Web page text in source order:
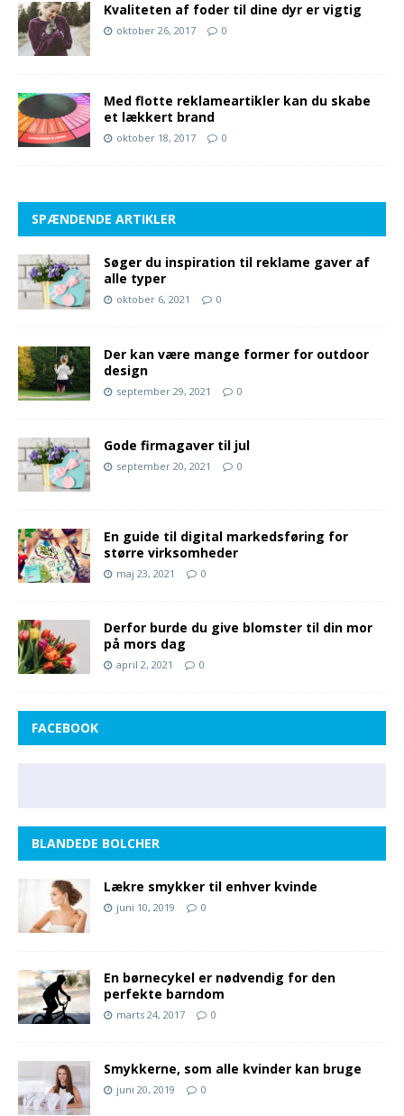
Kvaliteten af foder til dine dyr er vigtig
oktober 26, 2017 0
Med flotte reklameartikler kan du skabe
et lækkert brand
oktober 18, 2017 0
SPÆNDENDE ARTIKLER
Søger du inspiration til reklame gaver af
alle typer
oktober 6, 2021 0
Der kan være mange former for outdoor
design
september 29, 2021 0
Gode firmagaver til jul
september 20, 2021 0
En guide til digital markedsføring for
større virksomheder
maj 23, 2021 0
Derfor burde du give blomster til din mor
på mors dag
april 2, 2021 0
FACEBOOK
BLANDEDE BOLCHER
Lækre smykker til enhver kvinde
juni 10, 2019 0
En børnecykel er nødvendig for den
perfekte barndom
marts 24, 2017 0
Smykkerne, som alle kvinder kan bruge
juni 20, 2019 0